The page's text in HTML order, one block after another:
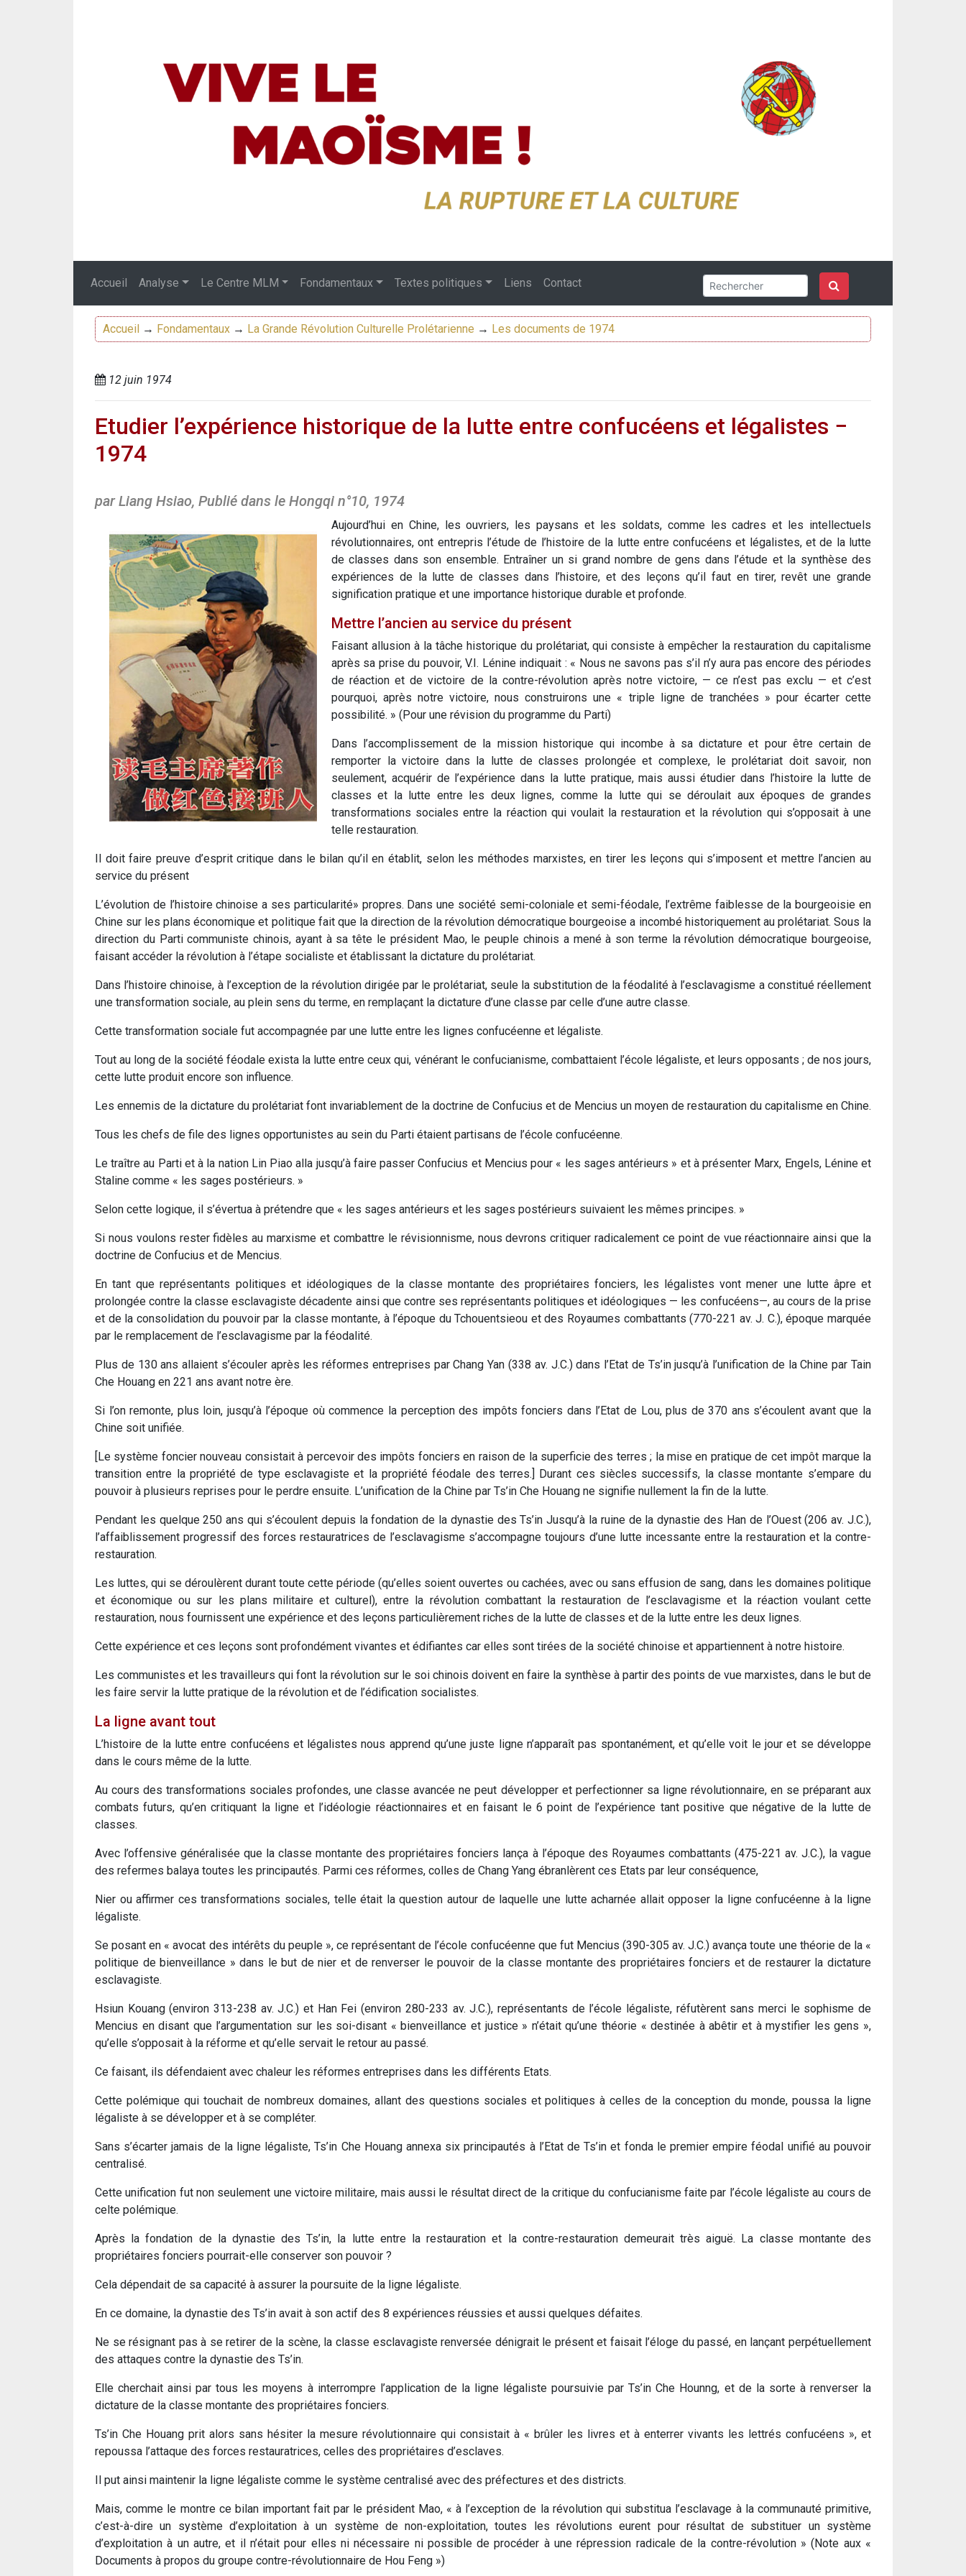
Accueil Analyse Le Centre MLM Fondamentaux Textes politiques Liens Contact
Accueil → Fondamentaux → La Grande Révolution Culturelle Prolétarienne → Les documents de 1974
12 juin 1974
Etudier l’expérience historique de la lutte entre confucéens et légalistes −
1974
par Liang Hsiao, Publié dans le Hongqi n°10, 1974
Aujourd’hui en Chine, les ouvriers, les paysans et les soldats, comme les cadres et les intellectuels
révolutionnaires, ont entrepris l’étude de l’histoire de la lutte entre confucéens et légalistes, et de la lutte
de classes dans son ensemble. Entraîner un si grand nombre de gens dans l’étude et la synthèse des
expériences de la lutte de classes dans l’histoire, et des leçons qu’il faut en tirer, revêt une grande
signification pratique et une importance historique durable et profonde.
Mettre l’ancien au service du présent
Faisant allusion à la tâche historique du prolétariat, qui consiste à empêcher la restauration du capitalisme
après sa prise du pouvoir, V.I. Lénine indiquait : « Nous ne savons pas s’il n’y aura pas encore des périodes
de réaction et de victoire de la contre-révolution après notre victoire, — ce n’est pas exclu — et c’est
pourquoi, après notre victoire, nous construirons une « triple ligne de tranchées » pour écarter cette
possibilité. » (Pour une révision du programme du Parti)
Dans l’accomplissement de la mission historique qui incombe à sa dictature et pour être certain de
remporter la victoire dans la lutte de classes prolongée et complexe, le prolétariat doit savoir, non
seulement, acquérir de l’expérience dans la lutte pratique, mais aussi étudier dans l’histoire la lutte de
classes et la lutte entre les deux lignes, comme la lutte qui se déroulait aux époques de grandes
transformations sociales entre la réaction qui voulait la restauration et la révolution qui s’opposait à une
telle restauration.
Il doit faire preuve d’esprit critique dans le bilan qu’il en établit, selon les méthodes marxistes, en tirer les leçons qui s’imposent et mettre l’ancien au
service du présent
L’évolution de l’histoire chinoise a ses particularité» propres. Dans une société semi-coloniale et semi-­féodale, l’extrême faiblesse de la bourgeoisie en
Chine sur les plans économique et politique fait que la direction de la révolution démocratique bourgeoise a incombé historiquement au prolétariat. Sous la
direction du Parti communiste chinois, ayant à sa tête le président Mao, le peuple chinois a mené à son terme la révolution démocratique bourgeoise,
faisant accéder la révolution à l’étape socialiste et établissant la dictature du prolétariat.
Dans l’histoire chinoise, à l’exception de la révolution dirigée par le prolétariat, seule la substitution de la féodalité à l’esclavagisme a constitué réellement
une transformation sociale, au plein sens du terme, en remplaçant la dictature d’une classe par celle d’une autre classe.
Cette transformation sociale fut accompagnée par une lutte entre les lignes confucéenne et légaliste.
Tout au long de la société féodale exista la lutte entre ceux qui, vénérant le confucianisme, combattaient l’école légaliste, et leurs opposants ; de nos jours,
cette lutte produit encore son influence.
Les ennemis de la dictature du prolétariat font invariablement de la doctrine de Confucius et de Mencius un moyen de restauration du capitalisme en Chine.
Tous les chefs de file des lignes opportunistes au sein du Parti étaient partisans de l’école confucéenne.
Le traître au Parti et à la nation Lin Piao alla jusqu’à faire passer Confucius et Mencius pour « les sages antérieurs » et à présenter Marx, Engels, Lénine et
Staline comme « les sages postérieurs. »
Selon cette logique, il s’évertua à prétendre que « les sages antérieurs et les sages postérieurs suivaient les mêmes principes. »
Si nous voulons rester fidèles au marxisme et combattre le révisionnisme, nous devrons critiquer radicalement ce point de vue réactionnaire ainsi que la
doctrine de Confucius et de Mencius.
En tant que représentants politiques et idéologiques de la classe montante des propriétaires fonciers, les légalistes vont mener une lutte âpre et
prolongée contre la classe esclavagiste décadente ainsi que contre ses représentants politiques et idéologiques — les confucéens—, au cours de la prise
et de la consolidation du pouvoir par la classe montante, à l’époque du Tchouentsieou et des Royaumes combattants (770-­221 av. J.­ C.), époque marquée
par le remplacement de l’esclavagisme par la féodalité.
Plus de 130 ans allaient s’écouler après les réformes entreprises par Chang Yan (­338 av. J.­C.) dans l’Etat de Ts’in jusqu’à l’unification de la Chine par Tain
Che Houang en 221 ans avant notre ère.
Si l’on remonte, plus loin, jusqu’à l’époque où commence la perception des impôts fonciers dans l’Etat de Lou, plus de 370 ans s’écoulent avant que la
Chine soit unifiée.
[Le système foncier nouveau consistait à percevoir des impôts fonciers en raison de la superficie des terres ; la mise en pratique de cet impôt marque la
transition entre la propriété de type esclavagiste et la propriété féodale des terres.] Durant ces siècles successifs, la classe montante s’empare du
pouvoir à plusieurs reprises pour le perdre ensuite. L’unification de la Chine par Ts’in Che Houang ne signifie nullement la fin de la lutte.
Pendant les quelque 250 ans qui s’écoulent depuis la fondation de la dynastie des Ts’in Jusqu’à la ruine de la dynastie des Han de l’Ouest (206 av. J.­C.),
l’affaiblissement progressif des forces restauratrices de l’esclavagisme s’accompagne toujours d’une lutte incessante entre la restauration et la contre-
restauration.
Les luttes, qui se déroulèrent durant toute cette période (qu’elles soient ouvertes ou cachées, avec ou sans effusion de sang, dans les domaines politique
et économique ou sur les plans militaire et culturel), entre la révolution combattant la restauration de l’esclavagisme et la réaction voulant cette
restauration, nous fournissent une expérience et des leçons particulièrement riches de la lutte de classes et de la lutte entre les deux lignes.
Cette expérience et ces leçons sont profondément vivantes et édifiantes car elles sont tirées de la société chinoise et appartiennent à notre histoire.
Les communistes et les travailleurs qui font la révolution sur le soi chinois doivent en faire la synthèse à partir des points de vue marxistes, dans le but de
les faire servir la lutte pratique de la révolution et de l’édification socialistes.
La ligne avant tout
L’histoire de la lutte entre confucéens et légalistes nous apprend qu’une juste ligne n’apparaît pas spontanément, et qu’elle voit le jour et se développe
dans le cours même de la lutte.
Au cours des transformations sociales profondes, une classe avancée ne peut développer et perfectionner sa ligne révolutionnaire, en se préparant aux
combats futurs, qu’en critiquant la ligne et l’idéologie réactionnaires et en faisant le 6 point de l’expérience tant positive que négative de la lutte de
classes.
Avec l’offensive généralisée que la classe montante des propriétaires fonciers lança à l’époque des Royaumes combattants (475­-221 av. J.­C.), la vague
des refermes balaya toutes les principautés. Parmi ces réformes, colles de Chang Yang ébranlèrent ces Etats par leur conséquence,
Nier ou affirmer ces transformations sociales, telle était la question autour de laquelle une lutte acharnée allait opposer la ligne confucéenne à la ligne
légaliste.
Se posant en « avocat des intérêts du peuple », ce représentant de l’école confucéenne que fut Mencius (390­-305 av. J.­C.) avança toute une théorie de la «
politique de bienveillance » dans le but de nier et de renverser le pouvoir de la classe montante des propriétaires fonciers et de restaurer la dictature
esclavagiste.
Hsiun Kouang (environ 313­-238 av. J.­C.) et Han Fei (environ 280­-233 av. J.­C.), représentants de l’école légaliste, réfutèrent sans merci le sophisme de
Mencius en disant que l’argumentation sur les soi-disant « bienveillance et justice » n’était qu’une théorie « destinée à abêtir et à mystifier les gens »,
qu’elle s’opposait à la réforme et qu’elle servait le retour au passé.
Ce faisant, ils défendaient avec chaleur les réformes entreprises dans les différents Etats.
Cette polémique qui touchait de nombreux domaines, allant des questions sociales et politiques à celles de la conception du monde, poussa la ligne
légaliste à se développer et à se compléter.
Sans s’écarter jamais de la ligne légaliste, Ts’in Che Houang annexa six principautés à l’Etat de Ts’in et fonda le premier empire féodal unifié au pouvoir
centralisé.
Cette unification fut non seulement une victoire militaire, mais aussi le résultat direct de la critique du confucianisme faite par l’école légaliste au cours de
celte polémique.
Après la fondation de la dynastie des Ts’in, la lutte entre la restauration et la contre-restauration demeurait très aiguë. La classe montante des
propriétaires fonciers pourrait-­elle conserver son pouvoir ?
Cela dépendait de sa capacité à assurer la poursuite de la ligne légaliste.
En ce domaine, la dynastie des Ts’in avait à son actif des 8 expériences réussies et aussi quelques défaites.
Ne se résignant pas à se retirer de la scène, la classe esclavagiste renversée dénigrait le présent et faisait l’éloge du passé, en lançant perpétuellement
des attaques contre la dynastie des Ts’in.
Elle cherchait ainsi par tous les moyens à interrompre l’application de la ligne légaliste poursuivie par Ts’in Che Hounng, et de la sorte à renverser la
dictature de la classe montante des propriétaires fonciers.
Ts’in Che Houang prit alors sans hésiter la mesure révolutionnaire qui consistait à « brûler les livres et à enterrer vivants les lettrés confucéens », et
repoussa l’attaque des forces restauratrices, celles des propriétaires d’esclaves.
Il put ainsi maintenir la ligne légaliste comme le système centralisé avec des préfectures et des districts.
Mais, comme le montre ce bilan important fait par le président Mao, « à l’exception de la révolution qui substitua l’esclavage à la communauté primitive,
c’est-­à-­dire un système d’exploitation à un système de non-exploitation, toutes les révolutions eurent pour résultat de substituer un système
d’exploitation à un autre, et il n’était pour elles ni nécessaire ni possible de procéder à une répression radicale de la contre-révolution » (Note aux «
Documents à propos du groupe contre-révolutionnaire de Hou Feng »)